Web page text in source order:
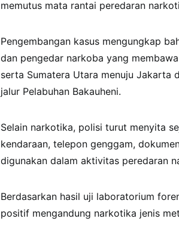
memutus mata rantai peredaran
Pengembangan kasus mengungkap
dan pengedar narkoba yang
serta Sumatera Utara menuju Jakarta
jalur Pelabuhan Bakauheni.
Selain narkotika, polisi turut menyita
kendaraan, telepon genggam,
digunakan dalam aktivitas peredaran
Berdasarkan hasil uji laboratorium
positif mengandung narkotika jenis